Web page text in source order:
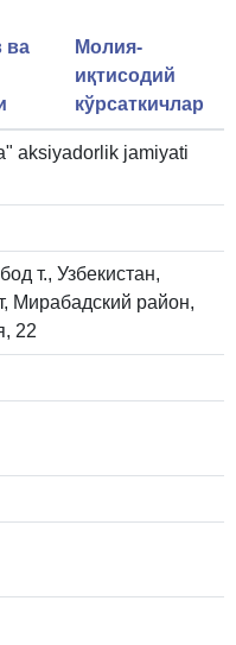
ва
Молия-
иқтисодий
кўрсаткичлар
aksiyadorlik jamiyati
т., Узбекистан,
Мирабадский район,
22